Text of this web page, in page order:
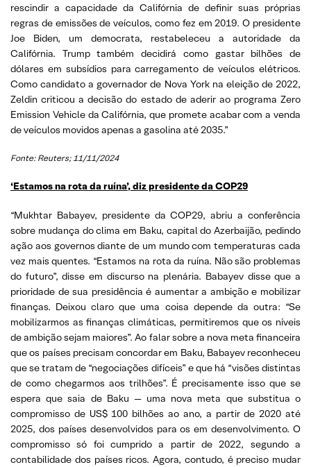
rescindir a capacidade da Califórnia de definir suas próprias
regras de emissões de veículos, como fez em 2019. O presidente
Joe Biden, um democrata, restabeleceu a autoridade da
Califórnia. Trump também decidirá como gastar bilhões de
dólares em subsídios para carregamento de veículos elétricos.
Como candidato a governador de Nova York na eleição de 2022,
Zeldin criticou a decisão do estado de aderir ao programa Zero
Emission Vehicle da Califórnia, que promete acabar com a venda
de veículos movidos apenas a gasolina até 2035.”
Fonte: Reuters; 11/11/2024
‘Estamos na rota da ruína’, diz presidente da COP29
“Mukhtar Babayev, presidente da COP29, abriu a conferência
sobre mudança do clima em Baku, capital do Azerbaijão, pedindo
ação aos governos diante de um mundo com temperaturas cada
vez mais quentes. “Estamos na rota da ruína. Não são problemas
do futuro”, disse em discurso na plenária. Babayev disse que a
prioridade de sua presidência é aumentar a ambição e mobilizar
finanças. Deixou claro que uma coisa depende da outra: “Se
mobilizarmos as finanças climáticas, permitiremos que os níveis
de ambição sejam maiores”. Ao falar sobre a nova meta financeira
que os países precisam concordar em Baku, Babayev reconheceu
que se tratam de “negociações difíceis” e que há “visões distintas
de como chegarmos aos trilhões”. É precisamente isso que se
espera que saia de Baku — uma nova meta que substitua o
compromisso de US$ 100 bilhões ao ano, a partir de 2020 até
2025, dos países desenvolvidos para os em desenvolvimento. O
compromisso só foi cumprido a partir de 2022, segundo a
contabilidade dos países ricos. Agora, contudo, é preciso mudar